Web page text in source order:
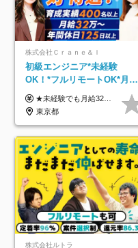
株式会社Ｃｒａｎｅ＆Ｉ
初級エンジニア*未経験
OK！*フルリモートOK*月給
32万～*残業月9.8h*1ヶ月の
研修*資格取得率100％
★未経験でも月給32万円スタート★ 月収32万円～35万円＋各種手当（資格手当だけで毎月15万の上乗せ実績あり！） ★資格手当豊富！1資格につき最大3万円支給 ★功績手当の導入で、毎月のお給与に上乗せで最大10万円支給している社員も！ ★1回の昇級で年収数十万UPも可 ★ゆくゆくは年収1000万以上も目指せる 年俸384万円～1,162万8,000円（12分割） ※経験・スキルを考慮の上決定します ※上記金額には固定残業代（月30h分・60,800円～66,500円）を含みます ※超過分は別途全額支給します ※試用期間2ヶ月間あり（その他待遇に差異はありません）
東京都
株式会社ルトラ